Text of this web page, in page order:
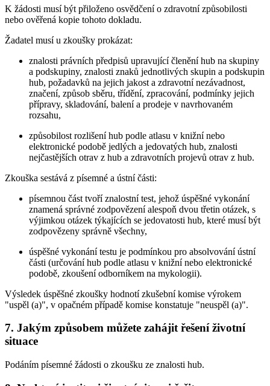
K žádosti musí být přiloženo osvědčení o zdravotní způsobilosti
nebo ověřená kopie tohoto dokladu.
Žadatel musí u zkoušky prokázat:
znalosti právních předpisů upravující členění hub na skupiny
a podskupiny, znalosti znaků jednotlivých skupin a podskupin
hub, požadavků na jejich jakost a zdravotní nezávadnost,
značení, způsob sběru, třídění, zpracování, podmínky jejich
přípravy, skladování, balení a prodeje v navrhovaném
rozsahu,
způsobilost rozlišení hub podle atlasu v knižní nebo
elektronické podobě jedlých a jedovatých hub, znalosti
nejčastějších otrav z hub a zdravotních projevů otrav z hub.
Zkouška sestává z písemné a ústní části:
písemnou část tvoří znalostní test, jehož úspěšné vykonání
znamená správné zodpovězení alespoň dvou třetin otázek, s
výjimkou otázek týkajících se jedovatosti hub, které musí být
zodpovězeny správně všechny,
úspěšné vykonání testu je podmínkou pro absolvování ústní
části (určování hub podle atlasu v knižní nebo elektronické
podobě, zkoušení odborníkem na mykologii).
Výsledek úspěšné zkoušky hodnotí zkušební komise výrokem
"uspěl (a)", v opačném případě komise konstatuje "neuspěl (a)".
7. Jakým způsobem můžete zahájit řešení životní
situace
Podáním písemné žádosti o zkoušku ze znalosti hub.